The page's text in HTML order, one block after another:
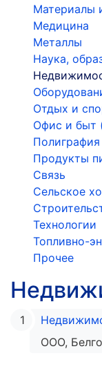
Материалы
Медицина
Металлы
Наука,
Отдых и
Офис и быт
Полиграфия
Продукты
Связь
Сельское
Технологии
Топливно-
Прочее
ООО,